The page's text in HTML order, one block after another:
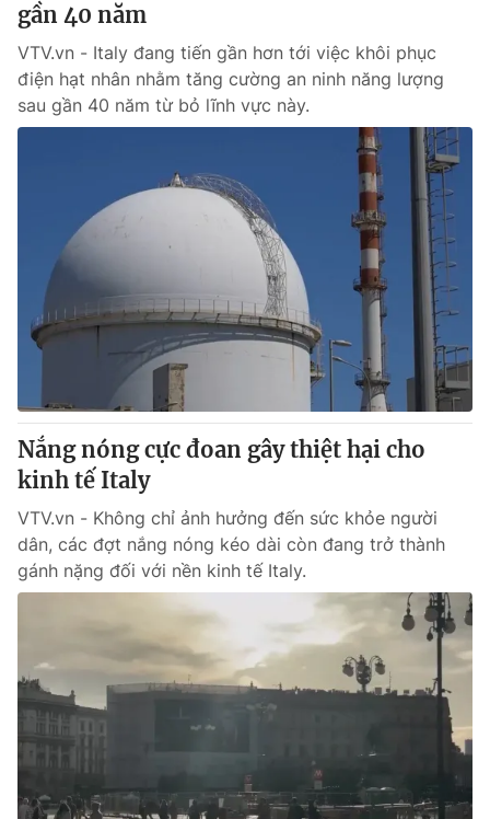
Emagazine
Photo Infographic
VTV Money VTV Thể thao
VTV Sức khoẻ Bất động sản
Thị trường 24h Tấm lòng Việt
VTV4 Vươn mình bằng AI
VTV9 VTV8
Liên hệ tòa soạn English
Theo dõi báo trên
Cơ quan chủ quản:
Đài Truyền hình Việt Nam
Cơ quan báo chí:Thời báo VTV
gần 40 năm
VTV.vn - Italy đang tiến gần hơn tới việc khôi phục
điện hạt nhân nhằm tăng cường an ninh năng lượng
sau gần 40 năm từ bỏ lĩnh vực này.
Nắng nóng cực đoan gây thiệt hại cho
kinh tế Italy
VTV.vn - Không chỉ ảnh hưởng đến sức khỏe người
dân, các đợt nắng nóng kéo dài còn đang trở thành
gánh nặng đối với nền kinh tế Italy.